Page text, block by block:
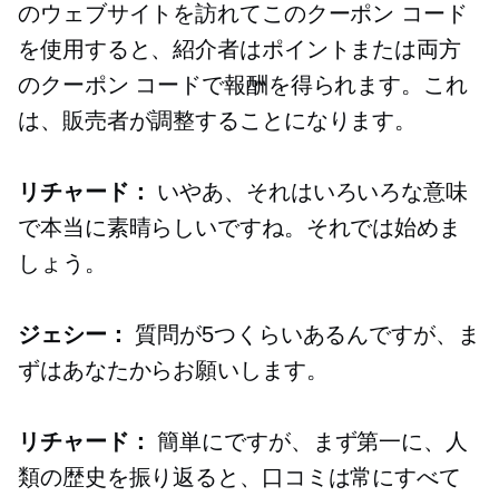
のウェブサイトを訪れてこのクーポン コード
を使用すると、紹介者はポイントまたは両方
のクーポン コードで報酬を得られます。これ
は、販売者が調整することになります。
リチャード：
いやあ、それはいろいろな意味
で本当に素晴らしいですね。それでは始めま
しょう。
ジェシー：
質問が5つくらいあるんですが、ま
ずはあなたからお願いします。
リチャード： 簡単にですが、まず第一に、人
類の歴史を振り返ると、口コミは常にすべて